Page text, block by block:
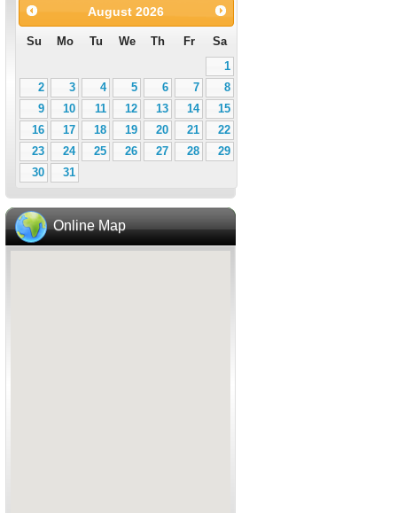
August 2026
Su Mo Tu We Th Fr
Sa
1
2
3 4 5 6 7
8
9
10 11 12 13 14
15
16
17 18 19 20 21
22
23
24 25 26 27 28
29
30
31
Online Map